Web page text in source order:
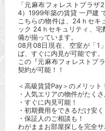
「元麻布フォレストプラ
4）1999年築の賃貸 一戸建
こちらの物件は、24ｈセキ
ック 24ｈセキュリティ、
備が揃っています。
08月08日現在、空室が「1
ば、すぐに内見が可能です。
この『元麻布フォレストプ
契約が可能！！
＜高級賃貸Pay＞のメリット
・人気エリアの物件がたくさ
・すぐに内見可能！
・初期費用をできるだけ安く
・保証人のご相談も！
わがままお部屋探しを完全サ